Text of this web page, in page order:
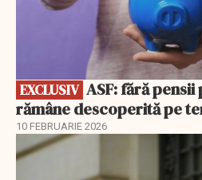
EXCLUSIV
rămâne descoperită pe
10 FEBRUARIE 2026